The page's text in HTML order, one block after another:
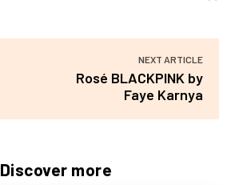
Discover more
NEXT ARTICLE
Rosé BLACKPINK by
Faye Karnya